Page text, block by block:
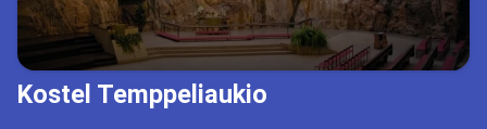
Kostel Temppeliaukio